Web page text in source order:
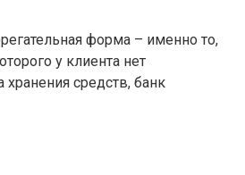
форма – именно то,
у клиента нет
средств, банк